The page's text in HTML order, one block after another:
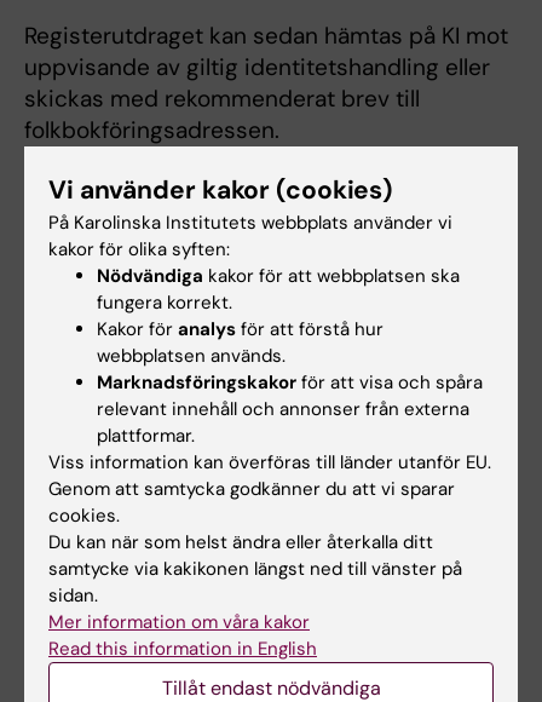
Registerutdraget kan sedan hämtas på KI mot
uppvisande av giltig identitetshandling eller
skickas med rekommenderat brev till
folkbokföringsadressen.
Om du har frågor om detta,
kontaktadataskyddsombud@ki.se
Dokument
Anvisningar för handläggning av registerutdrag
(PDF, 101.17 KB)
Hade du nytta av informationen på denna sida?
Yes
No
Redaktör:Viktoria Olausson
Sidan uppdaterad:
Vi använder kakor (cookies)
På Karolinska Institutets webbplats använder vi
kakor för olika syften:
Nödvändiga kakor för att webbplatsen ska
fungera korrekt.
Kakor för analys för att förstå hur
webbplatsen används.
Marknadsföringskakor för att visa och spåra
relevant innehåll och annonser från externa
plattformar.
Viss information kan överföras till länder utanför EU.
Genom att samtycka godkänner du att vi sparar
cookies.
Du kan när som helst ändra eller återkalla ditt
samtycke via kakikonen längst ned till vänster på
sidan.
Mer information om våra kakor
Read this information in English
Tillåt endast nödvändiga